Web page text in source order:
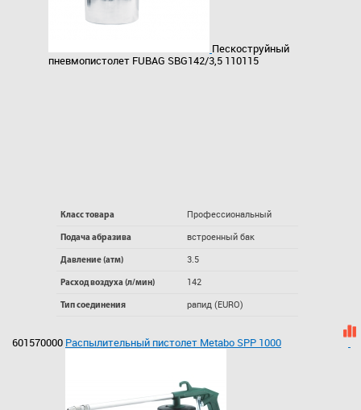
Пескоструйный
пневмопистолет FUBAG SBG142/3,5 110115
Класс товара Профессиональный
Подача абразива встроенный бак
Давление (атм) 3.5
Расход воздуха (л/мин) 142
Тип соединения рапид (EURO)
601570000 Распылительный пистолет Metabo SPP 1000